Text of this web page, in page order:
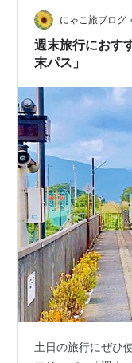
にゃこ旅ブログ
週末旅行におす
末パス」
土日の旅行にぜひ